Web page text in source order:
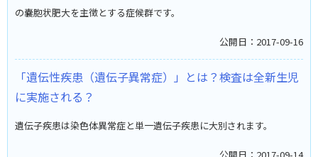
の嚢胞状肥大を主徴とする症候群です。
公開日：2017-09-16
「遺伝性疾患（遺伝子異常症）」とは？検査は全新生児
に実施される？
遺伝子疾患は染色体異常症と単一遺伝子疾患に大別されます。